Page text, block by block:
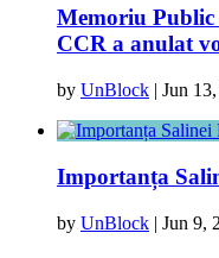
Memoriu Public
CCR a anulat
by UnBlock | Jun
Importanța
by UnBlock | Jun 9,